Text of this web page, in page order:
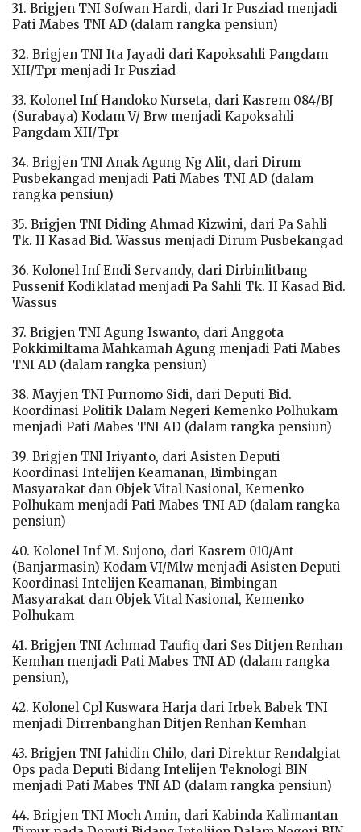
31. Brigjen TNI Sofwan Hardi, dari Ir Pusziad menjadi
Pati Mabes TNI AD (dalam rangka pensiun)
32. Brigjen TNI Ita Jayadi dari Kapoksahli Pangdam
XII/Tpr menjadi Ir Pusziad
33. Kolonel Inf Handoko Nurseta, dari Kasrem 084/BJ
(Surabaya) Kodam V/ Brw menjadi Kapoksahli
Pangdam XII/Tpr
34. Brigjen TNI Anak Agung Ng Alit, dari Dirum
Pusbekangad menjadi Pati Mabes TNI AD (dalam
rangka pensiun)
35. Brigjen TNI Diding Ahmad Kizwini, dari Pa Sahli
Tk. II Kasad Bid. Wassus menjadi Dirum Pusbekangad
36. Kolonel Inf Endi Servandy, dari Dirbinlitbang
Pussenif Kodiklatad menjadi Pa Sahli Tk. II Kasad Bid.
Wassus
37. Brigjen TNI Agung Iswanto, dari Anggota
Pokkimiltama Mahkamah Agung menjadi Pati Mabes
TNI AD (dalam rangka pensiun)
38. Mayjen TNI Purnomo Sidi, dari Deputi Bid.
Koordinasi Politik Dalam Negeri Kemenko Polhukam
menjadi Pati Mabes TNI AD (dalam rangka pensiun)
39. Brigjen TNI Iriyanto, dari Asisten Deputi
Koordinasi Intelijen Keamanan, Bimbingan
Masyarakat dan Objek Vital Nasional, Kemenko
Polhukam menjadi Pati Mabes TNI AD (dalam rangka
pensiun)
40. Kolonel Inf M. Sujono, dari Kasrem 010/Ant
(Banjarmasin) Kodam VI/Mlw menjadi Asisten Deputi
Koordinasi Intelijen Keamanan, Bimbingan
Masyarakat dan Objek Vital Nasional, Kemenko
Polhukam
41. Brigjen TNI Achmad Taufiq dari Ses Ditjen Renhan
Kemhan menjadi Pati Mabes TNI AD (dalam rangka
pensiun),
42. Kolonel Cpl Kuswara Harja dari Irbek Babek TNI
menjadi Dirrenbanghan Ditjen Renhan Kemhan
43. Brigjen TNI Jahidin Chilo, dari Direktur Rendalgiat
Ops pada Deputi Bidang Intelijen Teknologi BIN
menjadi Pati Mabes TNI AD (dalam rangka pensiun)
44. Brigjen TNI Moch Amin, dari Kabinda Kalimantan